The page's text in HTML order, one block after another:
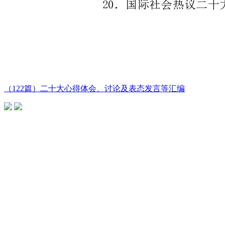
（122篇）二十大心得体会、讨论及表态发言等汇编